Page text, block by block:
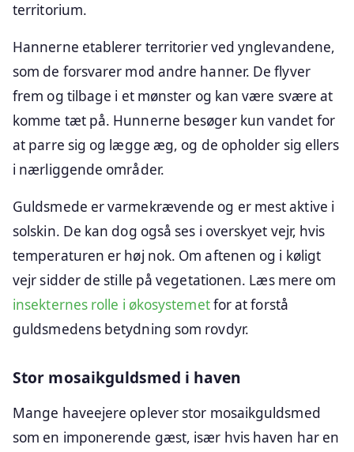
territorium.
Hannerne etablerer territorier ved ynglevandene,
som de forsvarer mod andre hanner. De flyver
frem og tilbage i et mønster og kan være svære at
komme tæt på. Hunnerne besøger kun vandet for
at parre sig og lægge æg, og de opholder sig ellers
i nærliggende områder.
Guldsmede er varmekrævende og er mest aktive i
solskin. De kan dog også ses i overskyet vejr, hvis
temperaturen er høj nok. Om aftenen og i køligt
vejr sidder de stille på vegetationen. Læs mere om
insekternes rolle i økosystemetfor at forstå
guldsmedens betydning som rovdyr.
Stor mosaikguldsmed i haven
Mange haveejere oplever stor mosaikguldsmed
som en imponerende gæst, især hvis haven har en